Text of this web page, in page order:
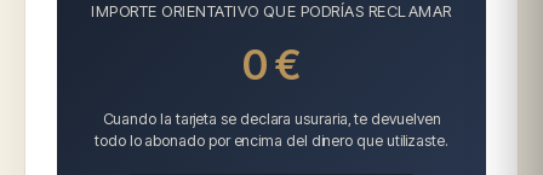
IMPORTE ORIENTATIVO QUE PODRÍAS RECLAMAR
0 €
Cuando la tarjeta se declara usuraria, te devuelven
todo lo abonado por encima del dinero que utilizaste.